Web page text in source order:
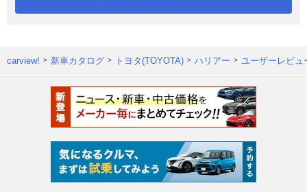
carview! 新車カタログ トヨタ(TOYOTA) ハリアー ユーザーレビュ